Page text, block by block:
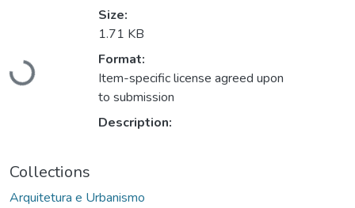
Loading...
Size:
1.71 KB
Format:
Item-specific license agreed upon
to submission
Description:
Collections
Arquitetura e Urbanismo